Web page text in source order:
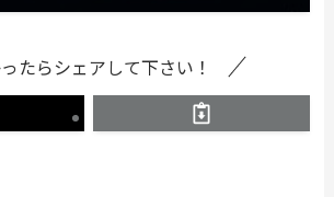
たらシェアして下さい！